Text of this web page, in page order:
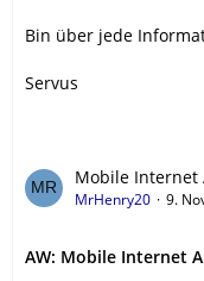
Bin über jede
Servus
Mobile Internet
MrHenry20 9.
AW: Mobile Internet